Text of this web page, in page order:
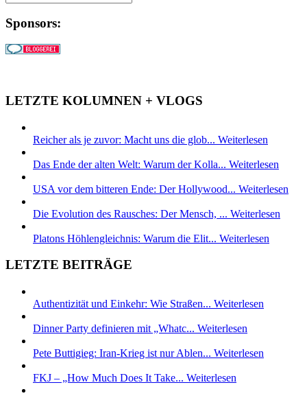
Sponsors:
LETZTE KOLUMNEN + VLOGS
Reicher als je zuvor: Macht uns die glob... Weiterlesen
Das Ende der alten Welt: Warum der Kolla... Weiterlesen
USA vor dem bitteren Ende: Der Hollywood... Weiterlesen
Die Evolution des Rausches: Der Mensch, ... Weiterlesen
Platons Höhlengleichnis: Warum die Elit... Weiterlesen
LETZTE BEITRÄGE
Authentizität und Einkehr: Wie Straßen... Weiterlesen
Dinner Party definieren mit „Whatc... Weiterlesen
Pete Buttigieg: Iran-Krieg ist nur Ablen... Weiterlesen
FKJ – „How Much Does It Take... Weiterlesen